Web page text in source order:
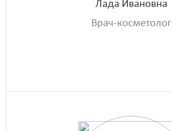
Лада Ивановна
Врач-косметолог